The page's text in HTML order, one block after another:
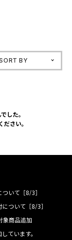
BY
した。
さい。
いて［8/3］
ついて［8/3］
象商品追加
ています。